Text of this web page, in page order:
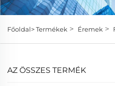
Főoldal>Termékek > Éremek >
AZ ÖSSZES TERMÉK